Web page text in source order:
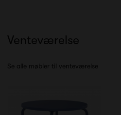
Venteværelse
Se alle møbler til venteværelse